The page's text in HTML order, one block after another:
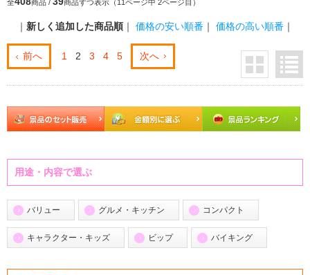
全 商品 / 商品ずつ表示（11ページ中 2ページ目）
｜ 新しく追加した商品順 ｜ 価格の安い順番 ｜ 価格の高い順番 ｜
前へ 1 2 3 4 5 次へ
用途・内容で選ぶ
バリュー グルメ・キッチン コンパクト
キャラクター・キッズ ビップ バイキング